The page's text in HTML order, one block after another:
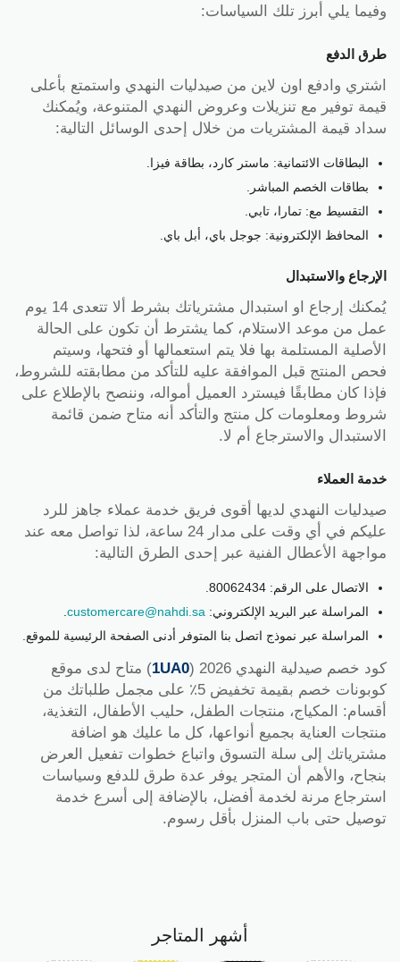
وفيما يلي أبرز تلك السياسات:
طرق الدفع
اشتري وادفع اون لاين من صيدليات النهدي واستمتع بأعلى
قيمة توفير مع تنزيلات وعروض النهدي المتنوعة، ويُمكنك
سداد قيمة المشتريات من خلال إحدى الوسائل التالية:
البطاقات الائتمانية: ماستر كارد، بطاقة فيزا.
بطاقات الخصم المباشر.
التقسيط مع: تمارا، تابي.
المحافظ الإلكترونية: جوجل باي، أبل باي.
الإرجاع والاستبدال
يُمكنك إرجاع او استبدال مشترياتك بشرط ألا تتعدى 14 يوم
عمل من موعد الاستلام، كما يشترط أن تكون على الحالة
الأصلية المستلمة بها فلا يتم استعمالها أو فتحها، وسيتم
فحص المنتج قبل الموافقة عليه للتأكد من مطابقته للشروط،
فإذا كان مطابقًا فيسترد العميل أمواله، وننصح بالإطلاع على
شروط ومعلومات كل منتج والتأكد أنه متاح ضمن قائمة
الاستبدال والاسترجاع أم لا.
خدمة العملاء
صيدليات النهدي لديها أقوى فريق خدمة عملاء جاهز للرد
عليكم في أي وقت على مدار 24 ساعة، لذا تواصل معه عند
مواجهة الأعطال الفنية عبر إحدى الطرق التالية:
الاتصال على الرقم: 80062434.
المراسلة عبر البريد الإلكتروني: customercare@nahdi.sa
المراسلة عبر نموذج اتصل بنا المتوفر أدنى الصفحة الرئيسية للموقع.
كود خصم صيدلية النهدي 2026 ( 1UA0) متاح لدى موقع
كوبونات خصم بقيمة تخفيض 5٪ على مجمل طلباتك من
أقسام: المكياج، منتجات الطفل، حليب الأطفال، التغذية،
منتجات العناية بجميع أنواعها، كل ما عليك هو اضافة
مشترياتك إلى سلة التسوق واتباع خطوات تفعيل العرض
بنجاح، والأهم أن المتجر يوفر عدة طرق للدفع وسياسات
استرجاع مرنة لخدمة أفضل، بالإضافة إلى أسرع خدمة
توصيل حتى باب المنزل بأقل رسوم.
أشهر المتاجر